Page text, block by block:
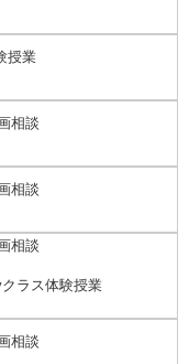
授業
相談
相談
相談
ラス体験授業
相談